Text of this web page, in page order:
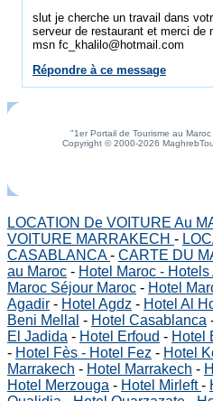
slut je cherche un travail dans
serveur de restaurant et merci de
msn fc_khalilo@hotmail.com
Répondre à ce message
"1er Portail de Tourisme au
Copyright © 2000-2026
LOCATION De VOITURE Au
VOITURE MARRAKECH -
CASABLANCA- CARTE DU
au Maroc - Hotel Maroc - Hotels
Maroc Séjour Maroc - Hotel
Agadir - Hotel Agdz - Hotel Al
Beni Mellal - Hotel Casablanca
El Jadida - Hotel Erfoud - Hotel
- Hotel Fès - Hotel Fez - Hotel
Marrakech - Hotel Marrakech -
Hotel Merzouga - Hotel Mirleft-